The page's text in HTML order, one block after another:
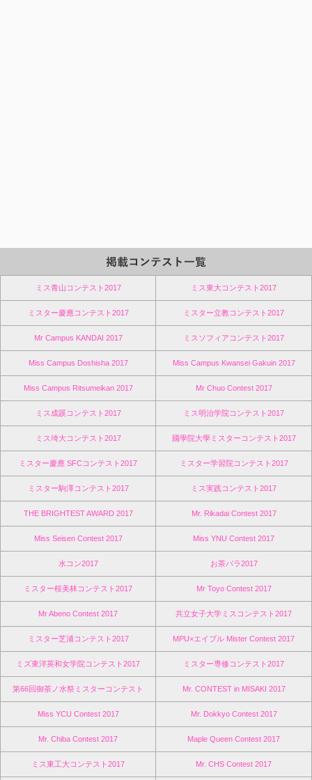
ミス青山コンテスト2017 ミス東大コンテスト2017
ミスター慶應コンテスト2017 ミスター立教コンテスト2017
Mr Campus KANDAI 2017 ミスソフィアコンテスト2017
Miss Campus Doshisha 2017 Miss Campus Kwansei Gakuin 2017
Miss Campus Ritsumeikan 2017 Mr Chuo Contest 2017
ミス成蹊コンテスト2017 ミス明治学院コンテスト2017
ミス埼大コンテスト2017 國學院大學ミスターコンテスト2017
ミスター慶應 SFCコンテスト2017 ミスター学習院コンテスト2017
ミスター駒澤コンテスト2017 ミス実践コンテスト2017
THE BRIGHTEST AWARD 2017 Mr. Rikadai Contest 2017
Miss Seisen Contest 2017 Miss YNU Contest 2017
水コン2017 お茶パラ2017
ミスター桜美林コンテスト2017 Mr Toyo Contest 2017
Mr Abeno Contest 2017 共立女子大学ミスコンテスト2017
ミスター芝浦コンテスト2017 MPU×エイブル Mister Contest 2017
ミズ東洋英和女学院コンテスト2017 ミスター専修コンテスト2017
第66回御茶ノ水祭ミスターコンテスト Mr. CONTEST in MISAKI 2017
Miss YCU Contest 2017 Mr. Dokkyo Contest 2017
Mr. Chiba Contest 2017 Maple Queen Contest 2017
ミス東工大コンテスト2017 Mr. CHS Contest 2017